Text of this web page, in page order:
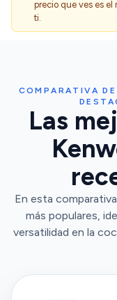
precio que ves es el
ti.
COMPARATIVA
Las
En esta
más populares,
versatilidad en la